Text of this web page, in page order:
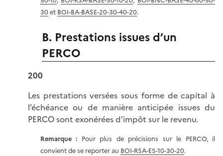
30et BOI-BA-BASE-20-30-40-20.
B. Prestations issues d’un
PERCO
200
Les prestations versées sous forme de capital à
l’échéance ou de manière anticipée issues du
PERCO sont exonérées d’impôt sur le revenu.
Remarque : Pour plus de précisions sur le PERCO, il
convient de se reporter au BOI-RSA-ES-10-30-20.